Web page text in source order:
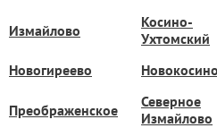
Измайлово
Косино-
Ухтомский
Новогиреево Новокосино
Преображенское
Северное
Измайлово